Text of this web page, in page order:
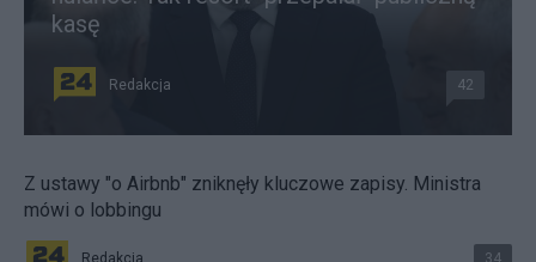
kasę
Redakcja 42
Z ustawy "o Airbnb" zniknęły kluczowe zapisy. Ministra
mówi o lobbingu
Redakcja 34